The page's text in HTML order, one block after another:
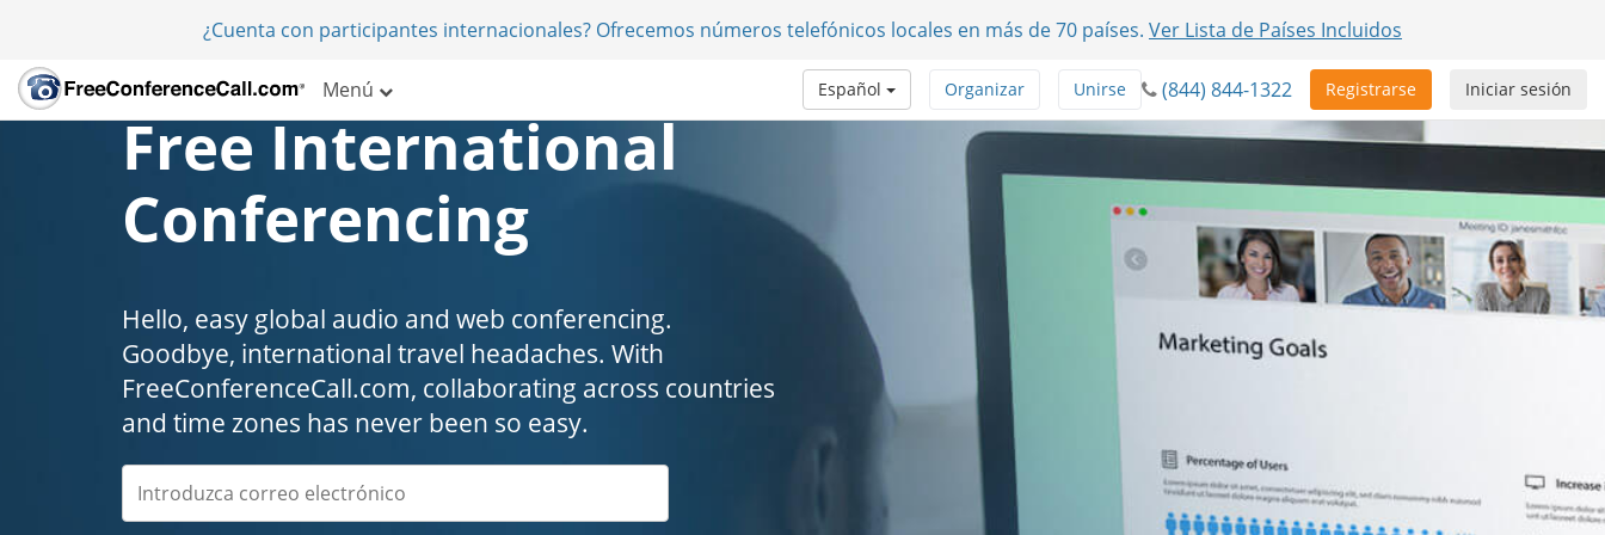
¿Cuenta con participantes internacionales? Ofrecemos números telefónicos locales en más de 70 países. Ver Lista de Países Incluidos
Menú Iniciar sesión
Registrarse
(844) 844-1322
Unirse
Organizar
Español
Free International
Conferencing
Hello, easy global audio and web conferencing.
Goodbye, international travel headaches. ​​​​​​​With
FreeConferenceCall.com, collaborating across countries
and time zones has never been so easy.